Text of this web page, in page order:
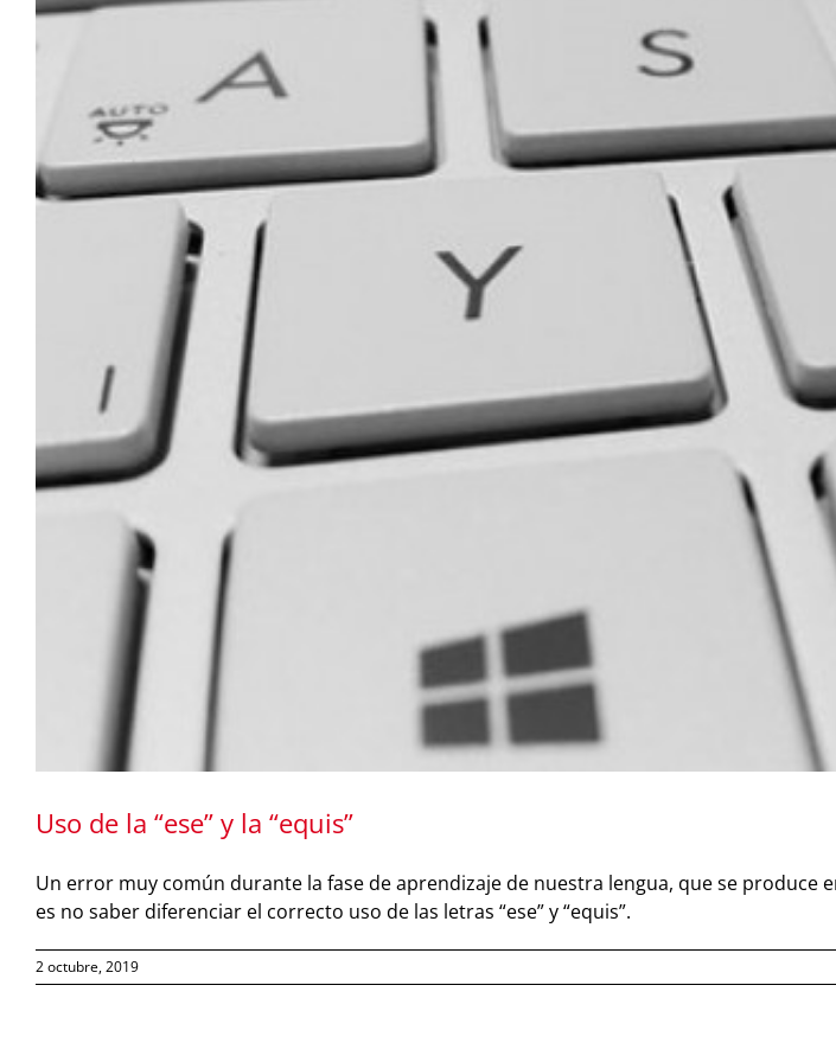
Uso de la “ese” y la “equis”
Un error muy común durante la fase de aprendizaje de nuestra lengua, que se produce
es no saber diferenciar el correcto uso de las letras “ese” y “equis”.
2 octubre, 2019